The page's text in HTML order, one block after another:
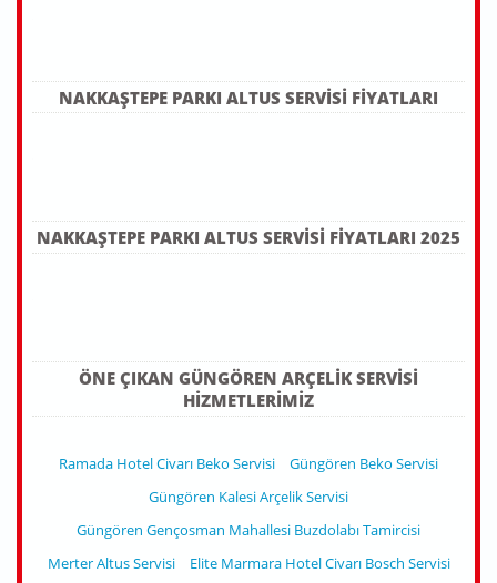
NAKKAŞTEPE PARKI ALTUS SERVISI FIYATLARI
NAKKAŞTEPE PARKI ALTUS SERVISI FIYATLARI 2025
ÖNE ÇIKAN GÜNGÖREN ARÇELIK SERVISI
HIZMETLERIMIZ
Ramada Hotel Civarı Beko Servisi
Güngören Beko Servisi
Güngören Kalesi Arçelik Servisi
Güngören Gençosman Mahallesi Buzdolabı Tamircisi
Merter Altus Servisi
Elite Marmara Hotel Civarı Bosch Servisi